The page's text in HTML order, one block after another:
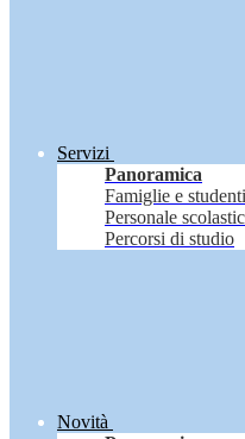
Servizi
Panoramica
Famiglie e studenti
Personale
Percorsi di studio
Novità